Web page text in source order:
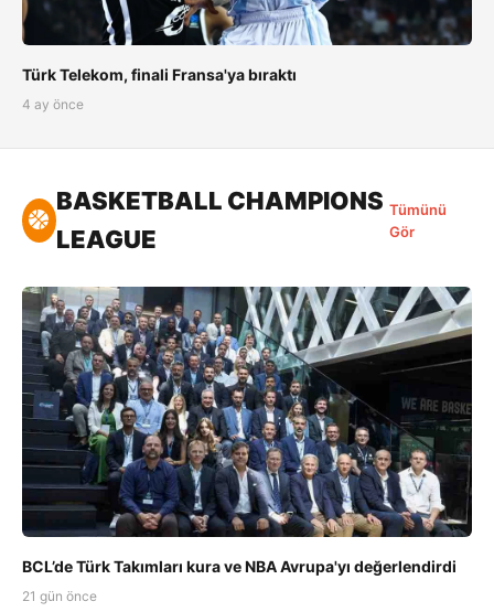
Türk Telekom, finali Fransa'ya bıraktı
4 ay önce
BASKETBALL CHAMPIONS
LEAGUE
Tümünü
Gör
BCL’de Türk Takımları kura ve NBA Avrupa'yı değerlendirdi
21 gün önce